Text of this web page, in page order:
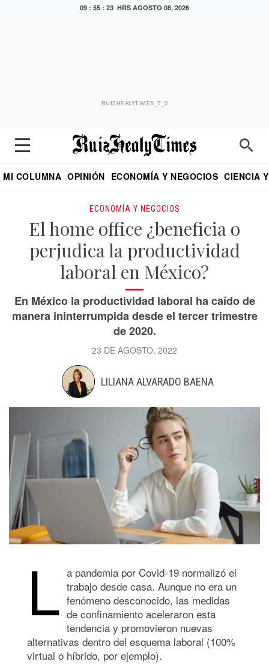
09 : 55 : 24 HRS AGOSTO 08, 2026
RUIZHEALYTIMES_T_0
MI COLUMNA OPINIÓN ECONOMÍA Y NEGOCIOS CIENCIA
ECONOMÍA Y NEGOCIOS
El home office ¿beneficia o
perjudica la productividad
laboral en México?
En México la productividad laboral ha caído de
manera ininterrumpida desde el tercer trimestre
de 2020.
23 DE AGOSTO, 2022
LILIANA ALVARADO BAENA
L a pandemia por Covid-19 normalizó el
trabajo desde casa. Aunque no era un
fenómeno desconocido, las medidas
de confinamiento aceleraron esta
tendencia y promovieron nuevas
alternativas dentro del esquema laboral (100%
virtual o híbrido, por ejemplo).